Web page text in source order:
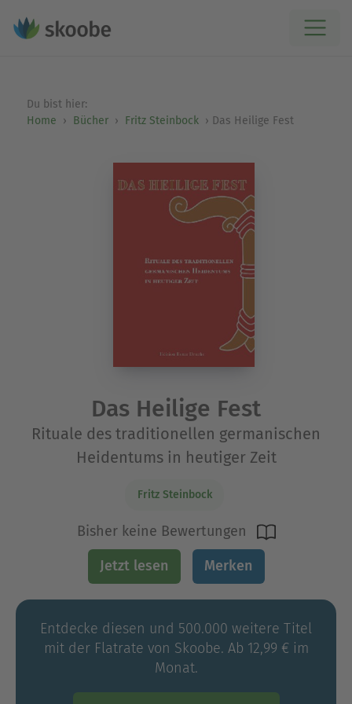
Du bist hier:
Home
Bücher Fritz Steinbock Das Heilige Fest
Das Heilige Fest
Rituale des traditionellen germanischen
Heidentums in heutiger Zeit
Fritz Steinbock
Bisher keine Bewertungen
Jetzt lesen Merken
Entdecke diesen und 500.000 weitere Titel
mit der Flatrate von Skoobe. Ab 12,99 € im
Monat.